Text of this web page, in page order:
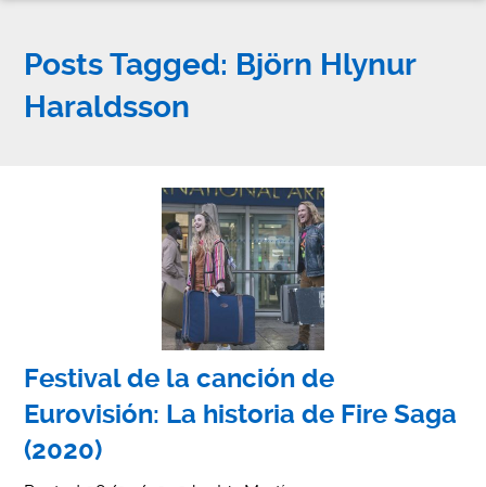
Posts Tagged: Björn Hlynur
Haraldsson
Festival de la canción de
Eurovisión: La historia de Fire Saga
(2020)